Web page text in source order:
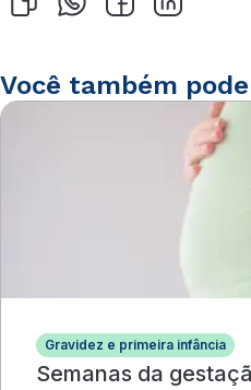
Você também
Gravidez e primeira infância
Semanas da